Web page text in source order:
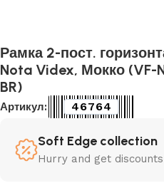
Рамка 2-пост.
Nota Videx, Мокко (VF-
BR)
Артикул: 46764
Soft Edge collection
Hurry and get